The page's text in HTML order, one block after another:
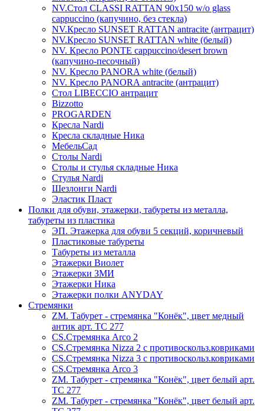
NV.Стол CLASSI RATTAN 90х150 w/o glass
cappuccino (капучино, без стекла)
NV.Кресло SUNSET RATTAN antracite (антрацит)
NV.Кресло SUNSET RATTAN white (белый)
NV. Кресло PONTE cappuccino/desert brown
(капучино-песочный)
NV. Кресло PANORA white (белый)
NV. Кресло PANORA antracite (антрацит)
Стол LIBECCIO антрацит
Bizzotto
PROGARDEN
Кресла Nardi
Кресла складные Ника
МебельСад
Столы Nardi
Столы и стулья складные Ника
Стулья Nardi
Шезлонги Nardi
Эластик Пласт
Полки для обуви, этажерки, табуреты из металла,
табуреты из пластика
ЭП. Этажерка для обуви 5 секций, коричневый
Пластиковые табуреты
Табуреты из металла
Этажерки Виолет
Этажерки ЗМИ
Этажерки Ника
Этажерки полки ANYDAY
Стремянки
ZM. Табурет - стремянка "Конёк", цвет медный
антик арт. ТС 277
CS.Стремянка Arco 2
CS.Стремянка Nizza 2 с противоскольз.ковриками
CS.Стремянка Nizza 3 с противоскольз.ковриками
CS.Стремянка Arco 3
ZM. Табурет - стремянка "Конёк", цвет белый арт.
ТС 277
ZM. Табурет - стремянка "Конёк", цвет белый арт.